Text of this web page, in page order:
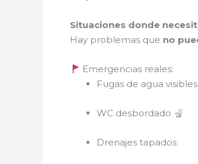
Situaciones donde
Hay problemas que no
Emergencias reales:
Fugas de agua visibles
WC desbordado
Drenajes tapados